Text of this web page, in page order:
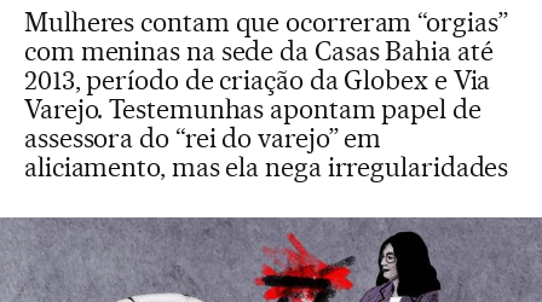
Mulheres contam que ocorreram “orgias”
com meninas na sede da Casas Bahia até
2013, período de criação da Globex e Via
Varejo. Testemunhas apontam papel de
assessora do “rei do varejo” em
aliciamento, mas ela nega irregularidades